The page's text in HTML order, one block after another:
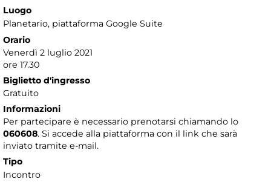
Luogo
Planetario, piattaforma Google Suite
Orario
Venerdì 2 luglio 2021
ore 17.30
Biglietto d'ingresso
Gratuito
Informazioni
Per partecipare è necessario prenotarsi chiamando lo
060608. Si accede alla piattaforma con il link che sarà
inviato tramite e-mail.
Tipo
Incontro